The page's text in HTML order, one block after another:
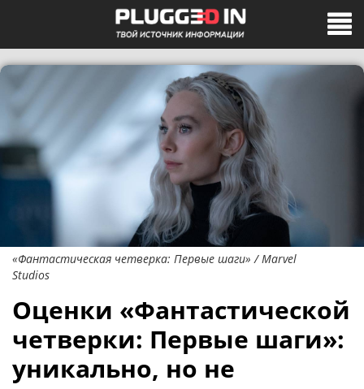
«Фантастическая четверка: Первые шаги» / Marvel
Studios
Оценки «Фантастической
четверки: Первые шаги»:
уникально, но не